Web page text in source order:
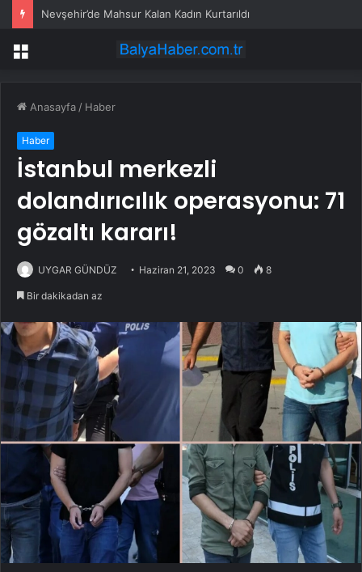
Nevşehir’de Mahsur Kalan Kadın Kurtarıldı
Menü
Anasayfa / Haber
Haber
İstanbul merkezli
dolandırıcılık operasyonu: 71
gözaltı kararı!
UYGAR GÜNDÜZ Haziran 21, 2023 0 8
Bir dakikadan az